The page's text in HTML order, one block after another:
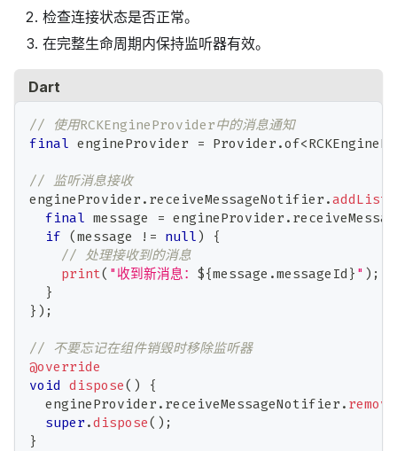
检查连接状态是否正常。
在完整生命周期内保持监听器有效。
Dart
// 使用RCKEngineProvider中的消息通知
final engineProvider = Provider .of<
// 监听消息接收
engineProvider . receiveMessageNotifier .
final message = engineProvider .
if (message != null)
{
// 处理接收到的消息
print( "收到新消息： ${message .messageId } " ) ;
}
} ) ;
// 不要忘记在组件销毁时移除监听器
@override
void dispose( )
{
  engineProvider
. receiveMessageNotifier .
super.dispose( ) ;
}